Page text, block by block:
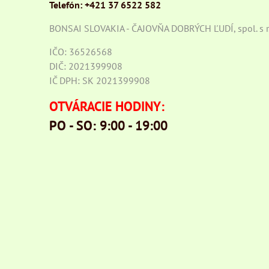
Telefón: +421 37 6522 582
BONSAI SLOVAKIA - ČAJOVŇA DOBRÝCH ĽUDÍ, spol. s
IČO: 36526568
DIČ: 2021399908
IČ DPH: SK 2021399908
OTVÁRACIE HODINY:
PO - SO: 9:00 - 19:00